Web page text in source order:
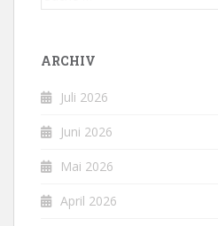
ARCHIV
Juli 2026
Juni 2026
Mai 2026
April 2026